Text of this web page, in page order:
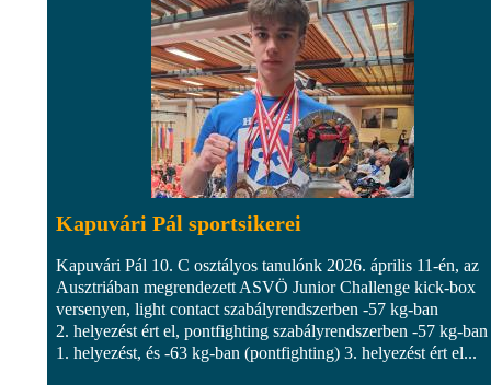
Kapuvári Pál sportsikerei
Kapuvári Pál 10. C osztályos tanulónk 2026. április 11-én, az
Ausztriában megrendezett ASVÖ Junior Challenge kick-box
versenyen, light contact szabályrendszerben -57 kg-ban
2. helyezést ért el, pontfighting szabályrendszerben -57 kg-ban
1. helyezést, és -63 kg-ban (pontfighting) 3. helyezést ért el...